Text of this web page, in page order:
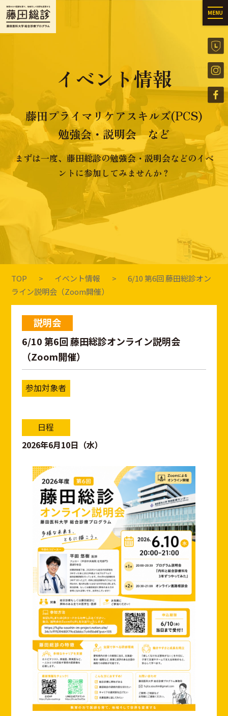
MENU
イベント情報
藤田プライマリケアスキルズ(PCS)
勉強会・説明会 など
まずは一度、藤田総診の勉強会・説明会などのイベ
ントに参加してみませんか？
TOP イベント情報
6/10 第6回 藤田総診オン
ライン説明会（Zoom開催）
説明会
6/10 第6回 藤田総診オンライン説明会
（Zoom開催）
参加対象者
日程
2026年6月10日（水）